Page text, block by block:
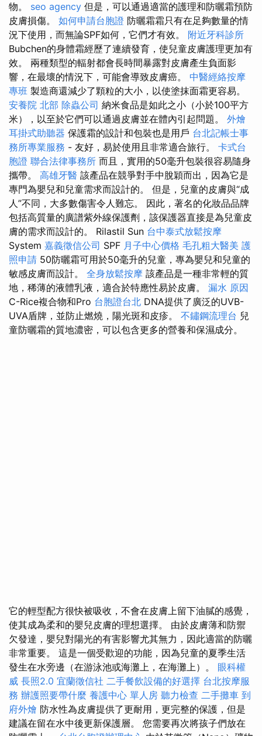
物。 seo agency 但是，可以通過適當的護理和防曬霜預防
皮膚損傷。 如何申請台胞證 防曬霜霜只有在足夠數量的情
況下使用，而無論SPF如何，它們才有效。 附近牙科診所
Bubchen的身體霜經歷了連續發育，使兒童皮膚護理更加有
效。 兩種類型的輻射都會長時間暴露對皮膚產生負面影
響，在最壞的情況下，可能會導致皮膚癌。 中醫經絡按摩
專班 製造商還減少了顆粒的大小，以使塗抹面霜更容易。
安養院 北部 除蟲公司 納米食品是如此之小（小於100平方
米），以至於它們可以通過皮膚並在體內引起問題。 外燴
耳掛式助聽器 保護霜的設計和包裝也是用戶 台北記帳士事
務所專業服務 - 友好，易於使用且非常適合旅行。 卡式台
胞證 聯合法律事務所 而且，實用的50毫升包裝很容易隨身
攜帶。 高雄牙醫 該產品在競爭對手中脫穎而出，因為它是
專門為嬰兒和兒童需求而設計的。 但是，兒童的皮膚與“成
人”不同，大多數傷害令人難忘。 因此，著名的化妝品品牌
包括高質量的廣譜紫外線保護劑，該保護器直接是為兒童皮
膚的需求而設計的。 Rilastil Sun 台中泰式放鬆按摩
System 嘉義徵信公司 SPF 月子中心價格 毛孔粗大醫美 護
照申請 50防曬霜可用於50毫升的兒童，專為嬰兒和兒童的
敏感皮膚而設計。 全身放鬆按摩 該產品是一種非常輕的質
地，稀薄的液體乳液，適合於特應性易於皮膚。 漏水 原因
C-Rice複合物和Pro 台胞證台北 DNA提供了廣泛的UVB-
UVA盾牌，並防止燃燒，陽光斑和皮疹。 不鏽鋼流理台 兒
童防曬霜的質地濃密，可以包含更多的營養和保濕成分。
它的輕型配方很快被吸收，不會在皮膚上留下油膩的感覺，
使其成為柔和的嬰兒皮膚的理想選擇。 由於皮膚薄和防禦
欠發達，嬰兒對陽光的有害影響尤其無力，因此適當的防曬
非常重要。 這是一個受歡迎的功能，因為兒童的夏季生活
發生在水旁邊（在游泳池或海灘上，在海灘上）。 眼科權
威 長照2.0 宜蘭徵信社 二手餐飲設備的好選擇 台北按摩服
務 辦護照要帶什麼 養護中心 單人房 聽力檢查 二手攤車 到
府外燴 防水性為皮膚提供了更耐用，更完整的保護，但是
建議在留在水中後更新保護層。 您需要再次將孩子們放在